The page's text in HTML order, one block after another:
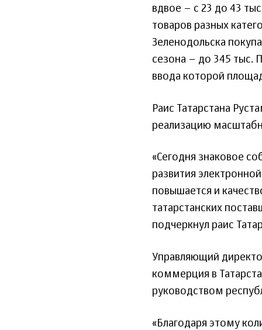
вдвое – с 23 до 43
товаров разных
Зеленодольска
сезона – до 345 тыс.
ввода которой
Раис Татарстана
реализацию
«Сегодня знаковое
развития
повышается и
татарстанских
подчеркнул раис
Управляющий
коммерция в
руководством
«Благодаря этому